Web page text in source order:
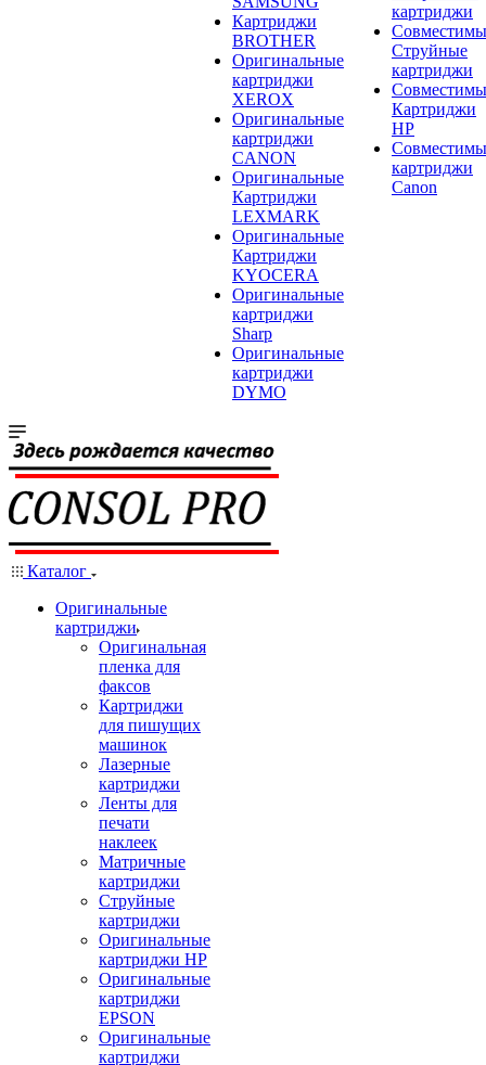
Картриджи
BROTHER
Оригинальные
картриджи
XEROX
Оригинальные
картриджи
CANON
Оригинальные
Картриджи
LEXMARK
Оригинальные
Картриджи
KYOCERA
Оригинальные
картриджи
Sharp
Оригинальные
картриджи
DYMO
картриджи
Струйные
картриджи
Картриджи
HP
картриджи
Canon
Каталог
Оригинальные
картриджи
Оригинальная
пленка для
факсов
Картриджи
для пишущих
машинок
Лазерные
картриджи
Ленты для
печати
наклеек
Матричные
картриджи
Струйные
картриджи
Оригинальные
картриджи HP
Оригинальные
картриджи
EPSON
Оригинальные
картриджи